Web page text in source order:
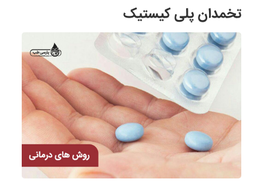
تخمدان پلی کیستیک